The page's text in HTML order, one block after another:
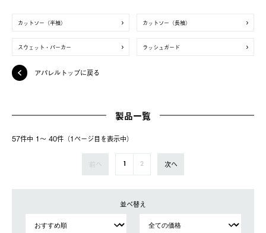
カットソー（半袖） カットソー（長袖）
スウェット・パーカー ラッシュガード
アパレルトップに戻る
製品一覧
57件中 1〜 40件（1ページ⽬を表⽰中）
前へ 1 2 次へ
並べ替え